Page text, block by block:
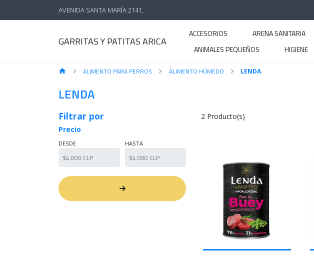
AVENIDA SANTA MARÍA 2141,
GARRITAS Y PATITAS ARICA
ACCESORIOS ARENA SANITARIA
ANIMALES PEQUEÑOS
HIGIENE
ALIMENTO PARA PERROS ALIMENTO HÚMEDO LENDA
LENDA
Filtrar por
Precio
DESDE HASTA
2 Producto(s)